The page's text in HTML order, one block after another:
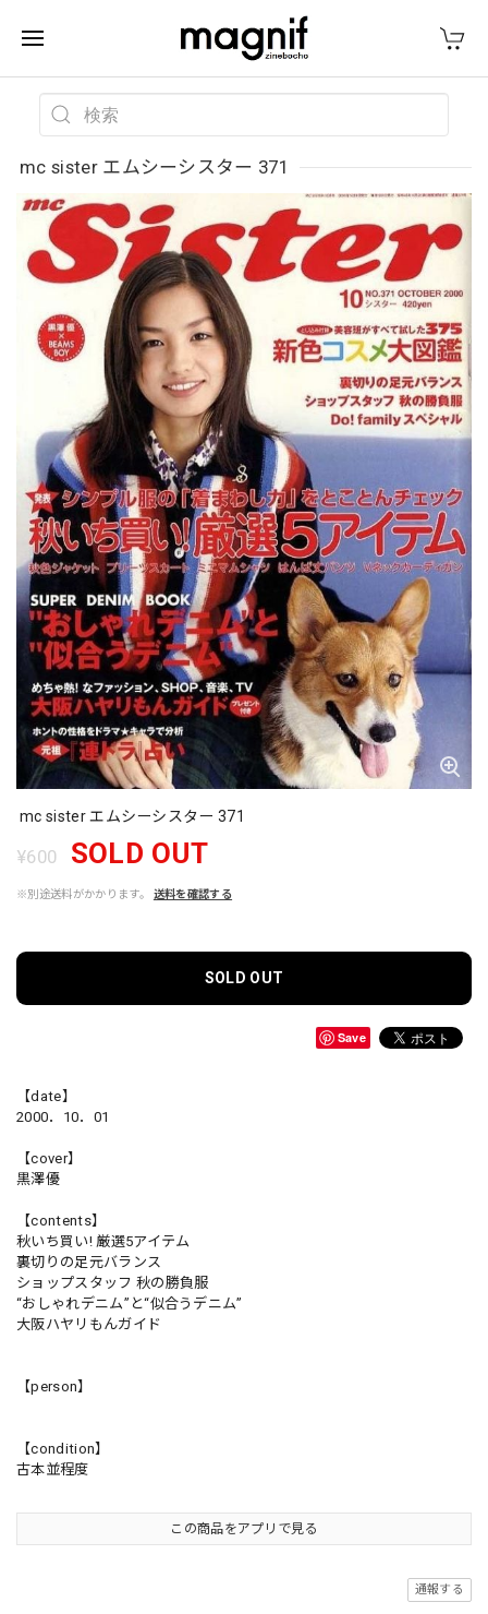
mc sister エムシーシスター 371
mc sister エムシーシスター 371
¥600 SOLD OUT
※別途送料がかかります。 送料を確認する
SOLD OUT
Save
【date】
2000．10．01
【cover】
黒澤優
【contents】
秋いち買い! 厳選5アイテム
裏切りの足元バランス
ショップスタッフ 秋の勝負服
“おしゃれデニム”と“似合うデニム”
大阪ハヤリもんガイド
【person】
【condition】
古本並程度
この商品をアプリで見る
通報する